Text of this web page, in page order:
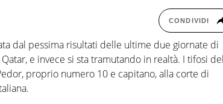
CONDIVIDI
dal pessima risultati delle ultime due giornate di
e invece si sta tramutando in realtà. I tifosi del
proprio numero 10 e capitano, alla corte di